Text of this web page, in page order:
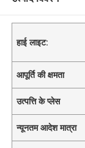
हाई लाइट:
आपूर्ति की क्षमता
उत्पत्ति के प्लेस
न्यूनतम आदेश मात्रा